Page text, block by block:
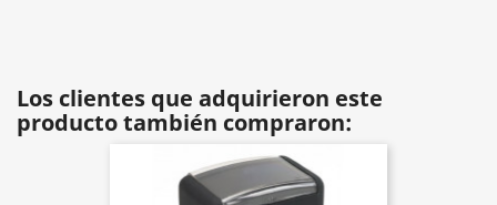
Los clientes que adquirieron este
producto también compraron: